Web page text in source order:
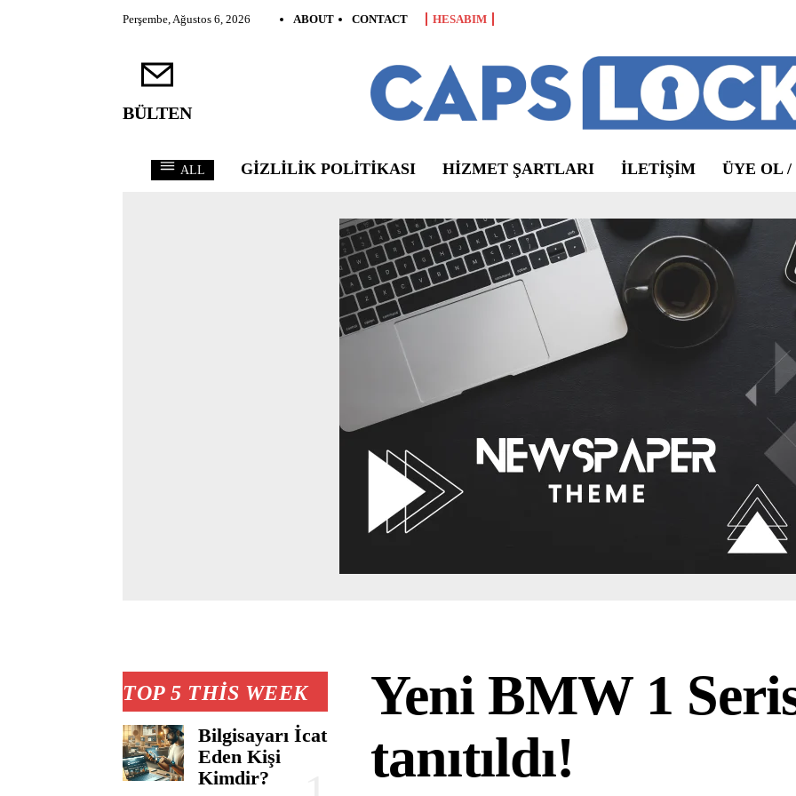
Perşembe, Ağustos 6, 2026 ABOUT CONTACT HESABIM
BÜLTEN
ALL GIZLILIK POLITIKASI HIZMET ŞARTLARI ILETIŞIM ÜYE OL /
TOP 5 THIS WEEK
Bilgisayarı İcat
Eden Kişi
Kimdir?
Yeni BMW 1
tanıtıldı!